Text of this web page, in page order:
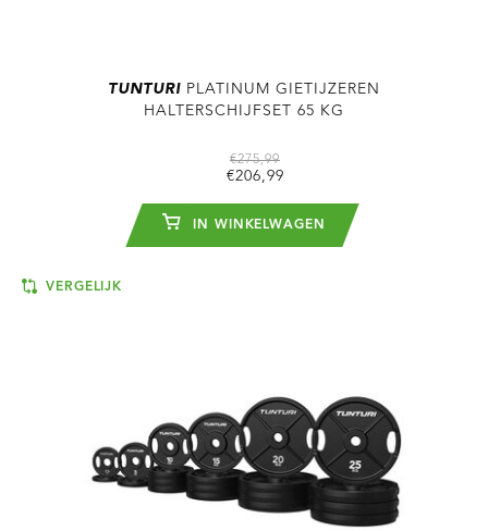
TUNTURI PLATINUM GIETIJZEREN
HALTERSCHIJFSET 65 KG
€275,99
€206,99
IN WINKELWAGEN
VERGELIJK